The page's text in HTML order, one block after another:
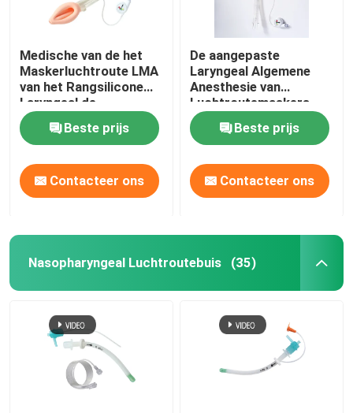
Medische van de het
Maskerluchtroute LMA
van het Rangsilicone
Laryngeal de
Beschermerluchtroute
Beste prijs
Contacteer ons
De aangepaste
Laryngeal Algemene
Anesthesie van
Luchtroutemaskers
LMA
Beste prijs
Contacteer ons
Nasopharyngeal Luchtroutebuis (35)